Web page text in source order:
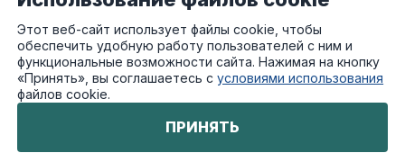
ПАРТНЕРАМ
Как стать дилером
Преимущества работы с нами
Этот веб-сайт использует файлы cookie, чтобы
обеспечить удобную работу пользователей с ним и
функциональные возможности сайта. Нажимая на кнопку
«Принять», вы соглашаетесь сусловиями использования
файлов cookie.
ПРИНЯТЬ